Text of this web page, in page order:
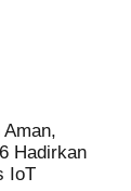
Hadirkan
IoT